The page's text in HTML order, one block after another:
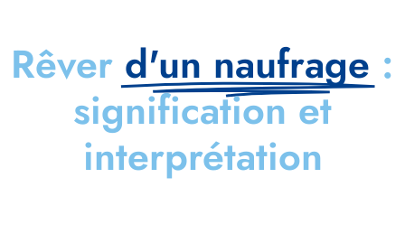
Rêver d'un naufrage :
signification et
interprétation